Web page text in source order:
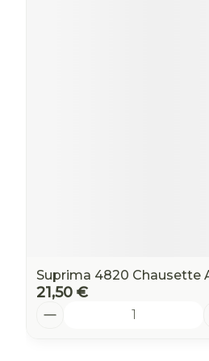
Suprima 4820 Chausette
21,50 €